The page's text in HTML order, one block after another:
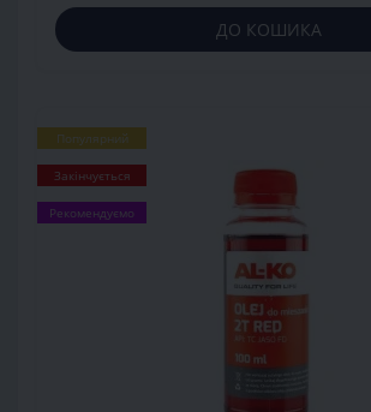
ДО КОШИКА
Популярний
Закінчується
Рекомендуємо